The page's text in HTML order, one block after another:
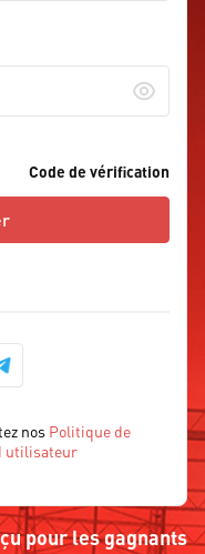
Code de vérification
nosPolitique de
utilisateur
pour les gagnants